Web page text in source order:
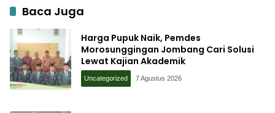
Baca Juga
Harga Pupuk Naik, Pemdes
Morosunggingan Jombang Cari Solusi
Lewat Kajian Akademik
Uncategorized 7 Agustus 2026